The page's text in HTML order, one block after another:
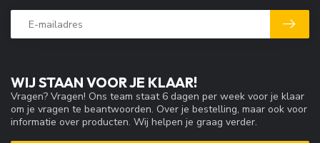
WIJ STAAN VOOR JE KLAAR!
Vragen? Vragen! Ons team staat 6 dagen per week voor je klaar
om je vragen te beantwoorden. Over je bestelling, maar ook voor
informatie over producten. Wij helpen je graag verder.